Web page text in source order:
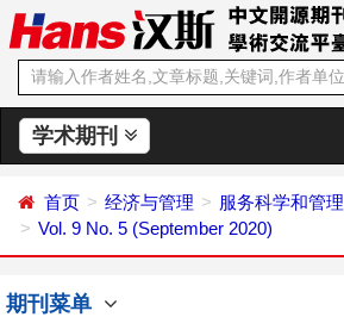
学术期刊
首页 经济与管理
服务科学和管理
Vol. 9 No. 5 (September 2020)
期刊菜单